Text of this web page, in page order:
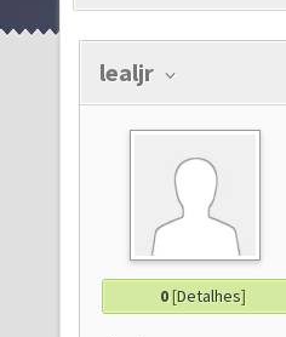
lealjr
0[Detalhes]